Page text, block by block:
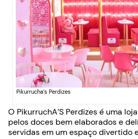
Pikurrucha’s Perdizes
O PikurruchA’S Perdizes é uma
pelos doces bem elaborados e
servidas em um espaço divertido